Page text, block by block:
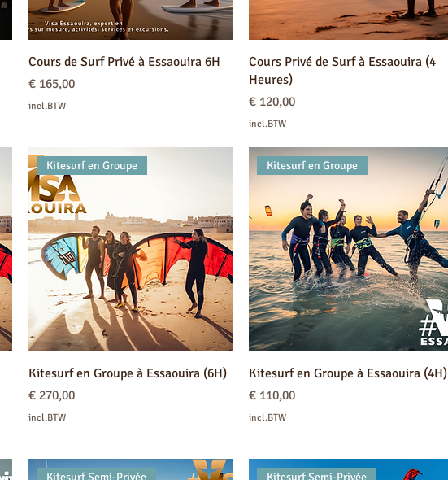
Cours de Surf Privé à Essaouira 6H
Prijs
€ 165,00
incl.BTW
Cours Privé de Surf à Essaouira (4
Heures)
Prijs
€ 120,00
incl.BTW
Kitesurf en Groupe
Kitesurf en Groupe à Essaouira (6H)
Prijs
€ 270,00
incl.BTW
Kitesurf en Groupe
Kitesurf en Groupe à Essaouira (4H)
Prijs
€ 110,00
incl.BTW
Kitesurf Semi-Privée Kitesurf Semi-Privée